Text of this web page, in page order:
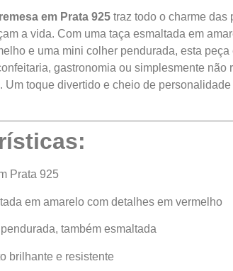
em Prata 925 traz todo o charme das
a vida. Com uma taça esmaltada em
e uma mini colher pendurada, esta peça
gastronomia ou simplesmente não
Um toque divertido e cheio de personalidade
Prata 925
em amarelo com detalhes em vermelho
também esmaltada
brilhante e resistente